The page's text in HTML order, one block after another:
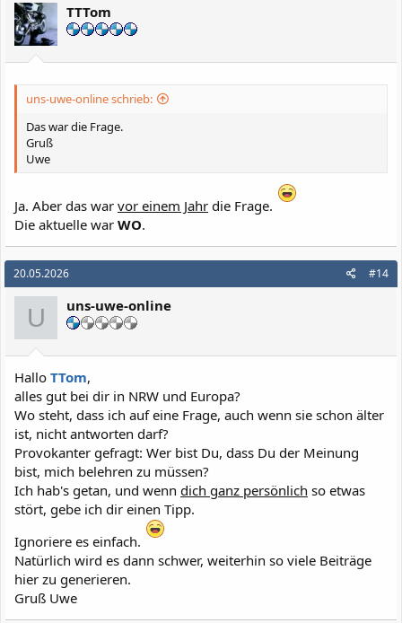
TTTom
uns-uwe-online schrieb:
Das war die Frage.
Gruß
Uwe
Ja. Aber das war vor einem Jahr die Frage.
Die aktuelle war WO.
20.05.2026 #14
U uns-uwe-online
Hallo TTom,
alles gut bei dir in NRW und Europa?
Wo steht, dass ich auf eine Frage, auch wenn sie schon älter
ist, nicht antworten darf?
Provokanter gefragt: Wer bist Du, dass Du der Meinung
bist, mich belehren zu müssen?
Ich hab's getan, und wenn dich ganz persönlich so etwas
stört, gebe ich dir einen Tipp.
Ignoriere es einfach.
Natürlich wird es dann schwer, weiterhin so viele Beiträge
hier zu generieren.
Gruß Uwe